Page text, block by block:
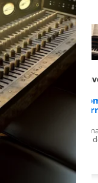
Nouvelle sur
à composer en
[Formation]
2 semaines ce que je
depuis des mois!